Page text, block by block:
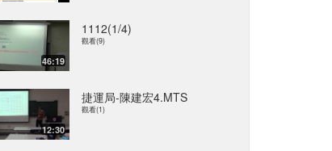
46:19
1112(1/4)
觀看(9)
12:30
捷運局-陳建宏4.MTS
觀看(1)